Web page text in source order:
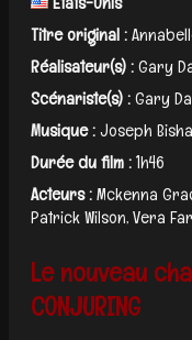
Titre original :
Réalisateur(s) :Gary
Scénariste(s) :Gary
Musique :Joseph
Durée du film :1h46
Acteurs :Mckenna
Patrick Wilson, Vera
Le nouveau
CONJURING